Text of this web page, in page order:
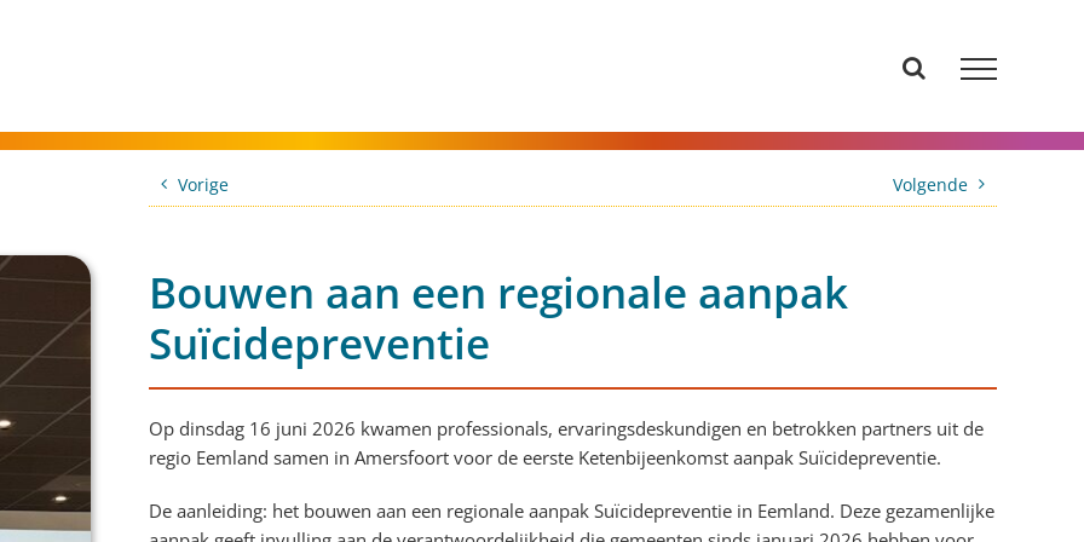
Vorige Volgende
Bouwen aan een regionale aanpak
Suïcidepreventie
Op dinsdag 16 juni 2026 kwamen professionals, ervaringsdeskundigen en betrokken partners uit de
regio Eemland samen in Amersfoort voor de eerste Ketenbijeenkomst aanpak Suïcidepreventie.
De aanleiding: het bouwen aan een regionale aanpak Suïcidepreventie in Eemland. Deze gezamenlijke